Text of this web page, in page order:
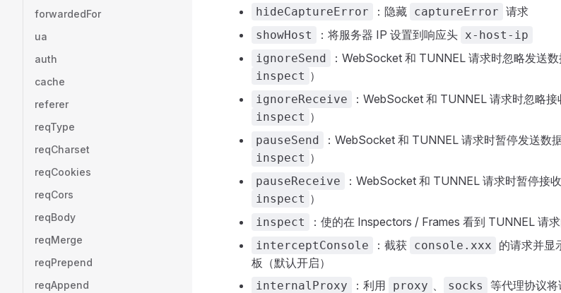
forwardedFor
ua
auth
cache
referer
reqType
reqCharset
reqCookies
reqCors
reqBody
reqMerge
reqPrepend
reqAppend
hideCaptureError ：隐藏 captureError 请求
showHost ：将服务器 IP 设置到响应头 x-host-ip
ignoreSend
：WebSocket 和 TUNNEL 请求时忽略发送
inspect ）
ignoreReceive ：WebSocket 和 TUNNEL 请求时忽略
inspect ）
pauseSend ：WebSocket 和 TUNNEL 请求时暂停发送数
inspect ）
pauseReceive ：WebSocket 和 TUNNEL 请求时暂停接
inspect ）
inspect ：使的在 Inspectors / Frames 看到 TUNNEL 请
interceptConsole ：截获 console.xxx
的请求并显
板（默认开启）
internalProxy ：利用 proxy 、 socks
等代理协议